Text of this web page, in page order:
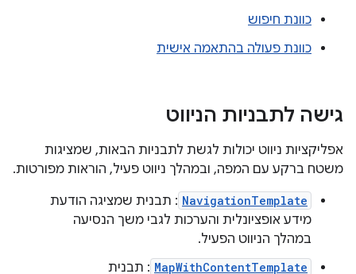
כוונת חיפוש
כוונת פעולה בהתאמה אישית
גישה לתבניות הניווט
אפליקציות ניווט יכולות לגשת לתבניות הבאות, שמציגות
משטח ברקע עם המפה, ובמהלך ניווט פעיל, הוראות מפורטות.
NavigationTemplate : תבנית שמציגה הודעת
מידע אופציונלית והערכות לגבי משך הנסיעה
במהלך הניווט הפעיל.
MapWithContentTemplate : תבנית